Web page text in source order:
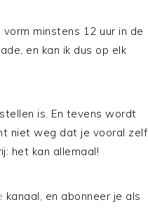
minstens 12 uur in de
en kan ik dus op elk
is. En tevens wordt
niet weg dat je vooral zelf
het kan allemaal!
kanaal, en abonneer je als